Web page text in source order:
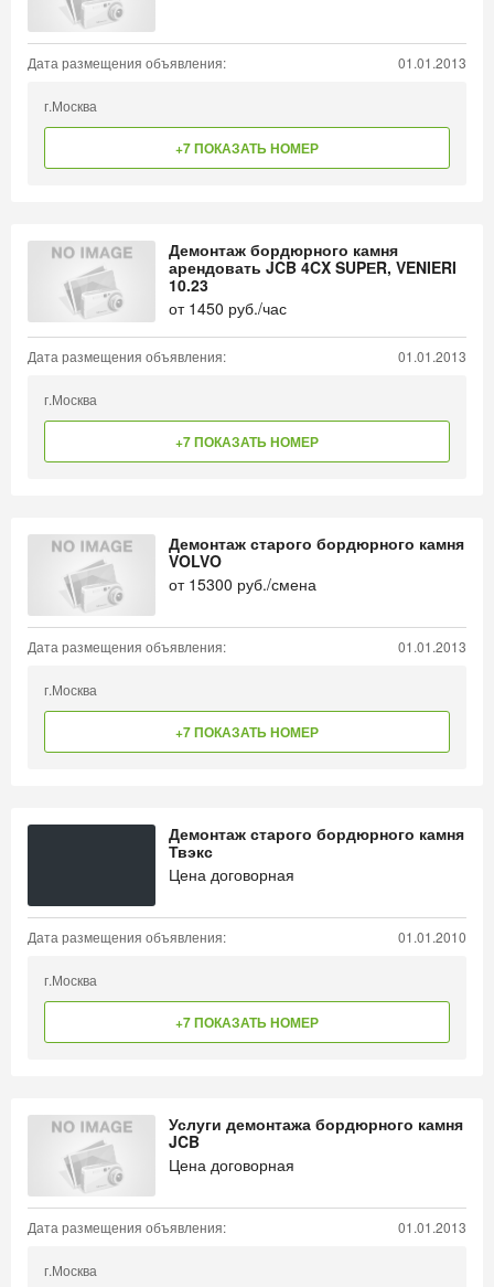
Дата размещения объявления: 01.01.2013
г.Москва
+7 ПОКАЗАТЬ НОМЕР
Демонтаж бордюрного камня
арендовать JCB 4CX SUPЕR, VENIERI
10.23
от 1450 руб./час
Дата размещения объявления: 01.01.2013
г.Москва
+7 ПОКАЗАТЬ НОМЕР
Демонтаж старого бордюрного камня
VOLVO
от 15300 руб./смена
Дата размещения объявления: 01.01.2013
г.Москва
+7 ПОКАЗАТЬ НОМЕР
Демонтаж старого бордюрного камня
Твэкс
Цена договорная
Дата размещения объявления: 01.01.2010
г.Москва
+7 ПОКАЗАТЬ НОМЕР
Услуги демонтажа бордюрного камня
JCB
Цена договорная
Дата размещения объявления: 01.01.2013
г.Москва